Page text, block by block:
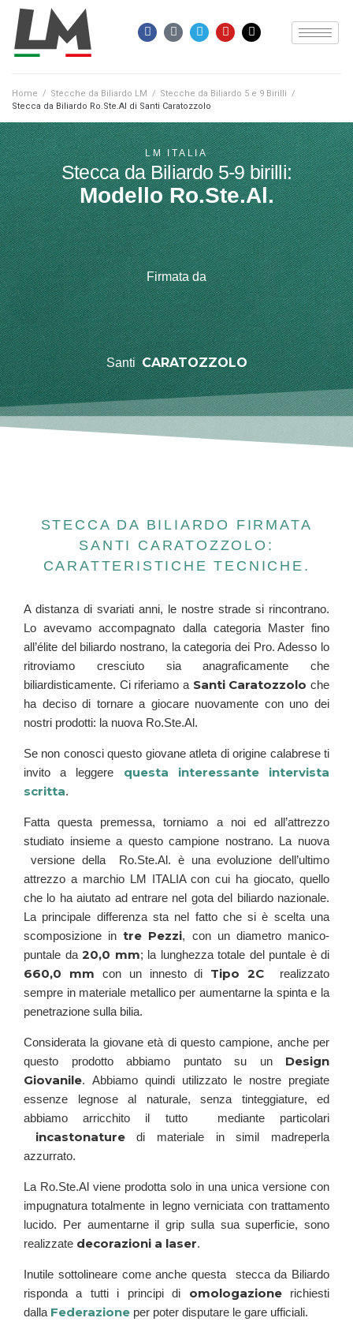
Home / Stecche da Biliardo LM / Stecche da Biliardo 5 e 9 Birilli /
Stecca da Biliardo Ro.Ste.Al di Santi Caratozzolo
LM ITALIA
Stecca da Biliardo 5-9 birilli:
Modello Ro.Ste.Al.
Firmata da
SantiCARATOZZOLO
STECCA DA BILIARDO FIRMATA
SANTI CARATOZZOLO:
CARATTERISTICHE TECNICHE.
A distanza di svariati anni, le nostre strade si rincontrano.
Lo avevamo accompagnato dalla categoria Master fino
all’élite del biliardo nostrano, la categoria dei Pro. Adesso lo
ritroviamo cresciuto sia anagraficamente che
biliardisticamente. Ci riferiamo a Santi Caratozzolo che
ha deciso di tornare a giocare nuovamente con uno dei
nostri prodotti: la nuova Ro.Ste.Al.
Se non conosci questo giovane atleta di origine calabrese ti
invito a leggere questa interessante intervista
scritta.
Fatta questa premessa, torniamo a noi ed all’attrezzo
studiato insieme a questocampione nostrano. La nuova
versione della Ro.Ste.Al. è una evoluzione dell’ultimo
attrezzo a marchio LM ITALIA con cui ha giocato, quello
che lo ha aiutato ad entrare nel gota del biliardo nazionale.
La principale differenza sta nel fatto che si è scelta una
scomposizione intre Pezzi, con un diametro manico-
puntale da 20,0 mm; la lunghezza totale del puntale è di
660,0 mm con un innesto di Tipo 2C realizzato
sempre in materiale metallico per aumentarne la spinta e la
penetrazione sulla bilia.
Considerata la giovane età di questo campione, anche per
questo prodotto abbiamo puntato su un Design
Giovanile. Abbiamo quindi utilizzato le nostre pregiate
essenze legnose
al naturale, senza tinteggiature, ed
abbiamo arricchito il tutto mediante particolari
incastonaturedi materiale in simil madreperla
azzurrato.
La Ro.Ste.Al viene prodotta solo in una unica versione con
impugnatura totalmente in legno verniciata con trattamento
lucido. Per aumentarne il grip sulla sua superficie, sono
realizzate decorazioni a laser.
Inutile sottolineare come anche questa stecca da Biliardo
risponda a tutti i principi di omologazionerichiesti
dalla Federazione per poter disputare le gare ufficiali.